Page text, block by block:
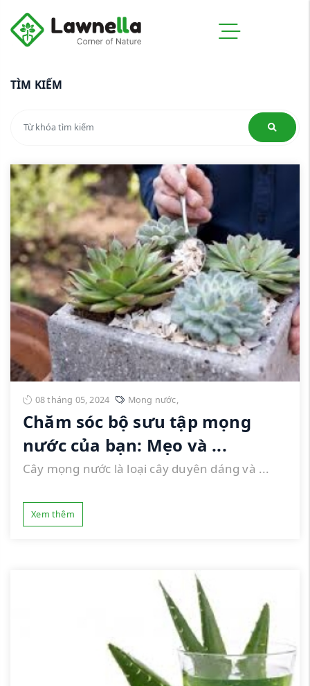
TÌM KIẾM
08 tháng 05, 2024 Mọng nước,
Chăm sóc bộ sưu tập mọng
nước của bạn: Mẹo và ...
Cây mọng nước là loại cây duyên dáng và ...
Xem thêm